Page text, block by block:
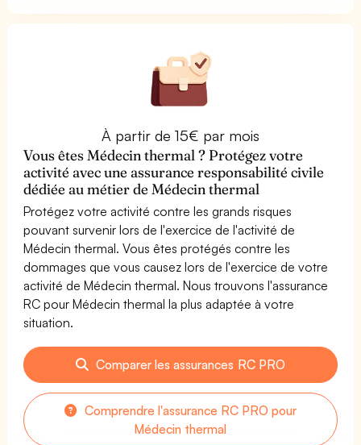
À partir de 15€ par mois
Vous êtes Médecin thermal ? Protégez votre
activité avec une assurance responsabilité civile
dédiée au métier de Médecin thermal
Protégez votre activité contre les grands risques
pouvant survenir lors de l'exercice de l'activité de
Médecin thermal. Vous êtes protégés contre les
dommages que vous causez lors de l'exercice de votre
activité de Médecin thermal. Nous trouvons l'assurance
RC pour Médecin thermal la plus adaptée à votre
situation.
Comparer les assurances RC PRO
Comprendre l'assurance RC PRO pour
Médecin thermal